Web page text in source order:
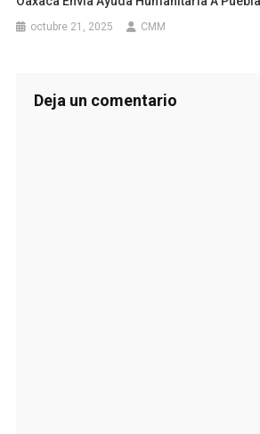
octubre 21, 2025 CMM
Deja un comentario